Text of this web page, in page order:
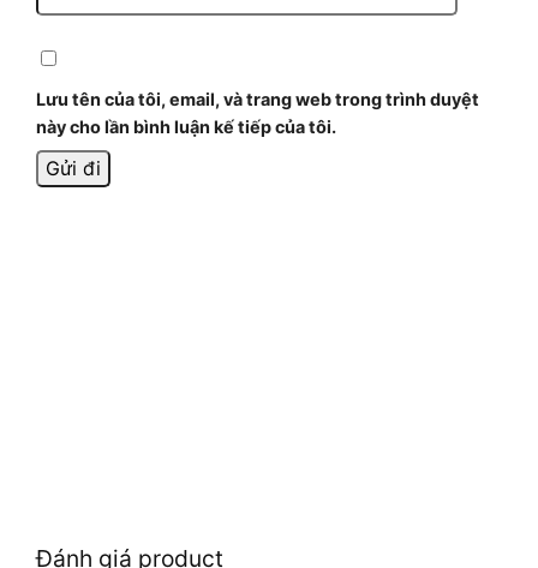
Lưu tên của tôi, email, và trang web trong trình duyệt
này cho lần bình luận kế tiếp của tôi.
Đánh giá product